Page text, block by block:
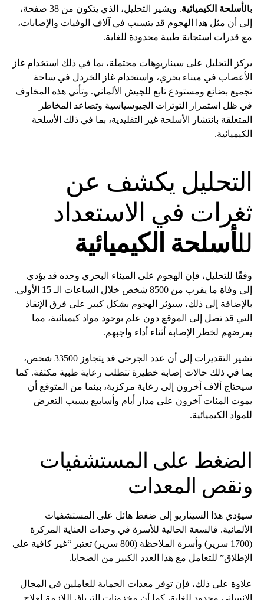
بالأسلحة الكيميائية
. ويشير التحليل، الذي يتكون من 38 صفحة،
إلى أن مثل هذا الهجوم قد يتسبب في آلاف الوفيات والإصابات،
مع قدرات استجابة طبية محدودة للغاية.
يركز التحليل على سيناريوهات محتملة، بما في ذلك استخدام غاز
الأعصاب في ميناء بحري، واستخدام غاز الخردل في ساحة
تجميع بضائع ومستودع تابع للجيش الألماني. وتأتي هذه المخاوف
في ظل استمرار التوترات الجيوسياسية وتصاعد المخاطر
المتعلقة بانتشار الأسلحة غير التقليدية، بما في ذلك الأسلحة
الكيميائية.
التحليل يكشف عن
ثغرات في الاستعداد
للأسلحة الكيميائية
وفقًا للتحليل، فإن الهجوم على الميناء البحري وحده قد يؤدي
إلى وفاة ما يقرب من 8500 شخص خلال الساعات الـ 15 الأولى.
بالإضافة إلى ذلك، سيؤثر الهجوم بشكل كبير على فرق الإنقاذ
التي قد تصل إلى الموقع دون علم بوجود مواد كيميائية، مما
يعرضهم لخطر الإصابة أثناء أداء واجبهم.
تشير التقديرات إلى أن عدد الجرحى قد يتجاوز 33500 شخص،
بما في ذلك حالات إصابة خطيرة تتطلب رعاية طبية مكثفة. كما
سيحتاج آلاف آخرون إلى رعاية مركزية، بينما من المتوقع أن
يموت المئات آخرون على مدار أيام وأسابيع بسبب التعرض
للمواد الكيميائية.
الضغط على المستشفيات
ونقص المعدات
سيؤدي هذا السيناريو إلى ضغط هائل على المستشفيات
الألمانية. فالسعة الحالية للأسرة في وحدات العناية المركزة
(1700 سرير) وأسرة الملاحظة (800 سرير) تعتبر “غير كافية على
الإطلاق” للتعامل مع هذا العدد الكبير من الضحايا.
علاوة على ذلك، فإن توفر معدات الحماية للعاملين في المجال
الإنساني محدود للغاية، كما أن مخزونات الترياق اللازمة لعلاج